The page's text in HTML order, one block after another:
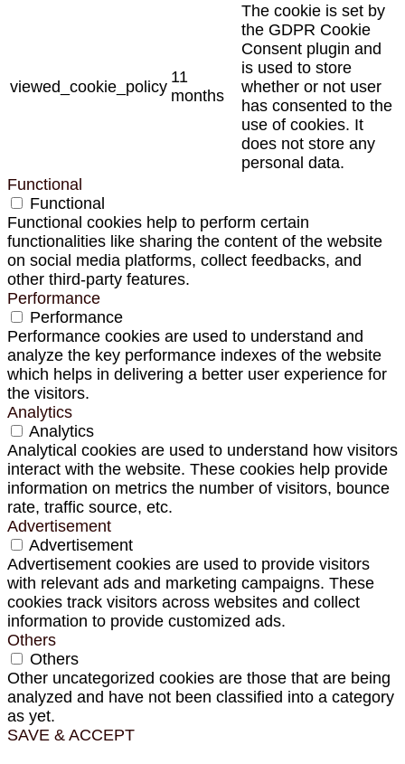
viewed_cookie_policy
11
months
The cookie is set by
the GDPR Cookie
Consent plugin and
is used to store
whether or not user
has consented to the
use of cookies. It
does not store any
personal data.
Functional
Functional
Functional cookies help to perform certain
functionalities like sharing the content of the website
on social media platforms, collect feedbacks, and
other third-party features.
Performance
Performance
Performance cookies are used to understand and
analyze the key performance indexes of the website
which helps in delivering a better user experience for
the visitors.
Analytics
Analytics
Analytical cookies are used to understand how visitors
interact with the website. These cookies help provide
information on metrics the number of visitors, bounce
rate, traffic source, etc.
Advertisement
Advertisement
Advertisement cookies are used to provide visitors
with relevant ads and marketing campaigns. These
cookies track visitors across websites and collect
information to provide customized ads.
Others
Others
Other uncategorized cookies are those that are being
analyzed and have not been classified into a category
as yet.
SAVE & ACCEPT